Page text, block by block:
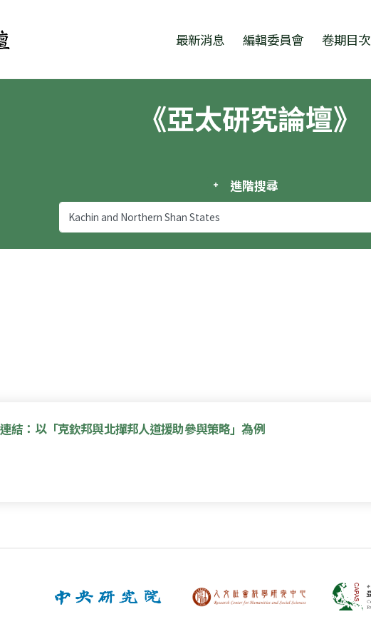
最新消息 編輯委員會 卷期目次
《亞太研究論壇》
進階搜尋
結：以「克欽邦與北撣邦人道援助參與策略」為例